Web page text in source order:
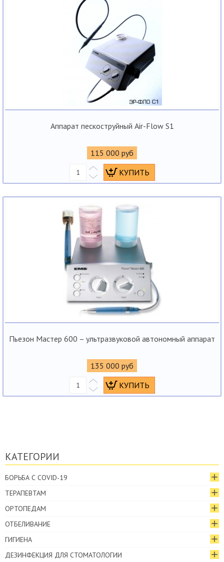
Аппарат пескоструйный Air-Flow S1
115 000 руб
Пьезон Мастер 600 – ультразвуковой автономный аппарат
135 000 руб
КАТЕГОРИИ
БОРЬБА С COVID-19
ТЕРАПЕВТАМ
ОРТОПЕДАМ
ОТБЕЛИВАНИЕ
ГИГИЕНА
ДЕЗИНФЕКЦИЯ ДЛЯ СТОМАТОЛОГИИ